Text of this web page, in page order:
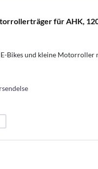
für AHK,
Bikes und kleine Motorroller